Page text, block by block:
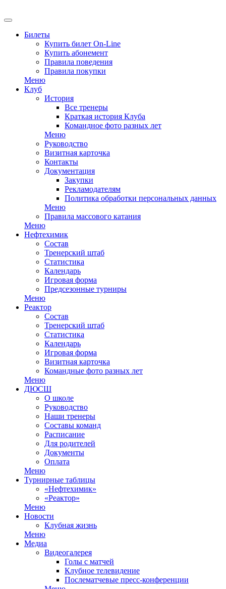
Билеты
Купить билет On-Line
Купить абонемент
Правила поведения
Правила покупки
Меню
Клуб
История
Все тренеры
Краткая история Клуба
Командное фото разных лет
Меню
Руководство
Визитная карточка
Контакты
Документация
Закупки
Рекламодателям
Политика обработки персональных данных
Меню
Правила массового катания
Меню
Нефтехимик
Состав
Тренерский штаб
Статистика
Календарь
Игровая форма
Предсезонные турниры
Меню
Реактор
Состав
Тренерский штаб
Статистика
Календарь
Игровая форма
Визитная карточка
Командные фото разных лет
Меню
ДЮСШ
О школе
Руководство
Наши тренеры
Составы команд
Расписание
Для родителей
Документы
Оплата
Меню
Турнирные таблицы
«Нефтехимик»
«Реактор»
Меню
Новости
Клубная жизнь
Меню
Медиа
Видеогалерея
Голы с матчей
Клубное телевидение
Послематчевые пресс-конференции